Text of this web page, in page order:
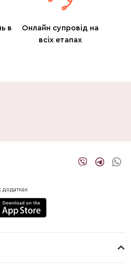
в
Онлайн супровід на
всіх етапах
додатках